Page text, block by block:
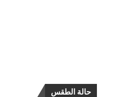
حالة الطقس